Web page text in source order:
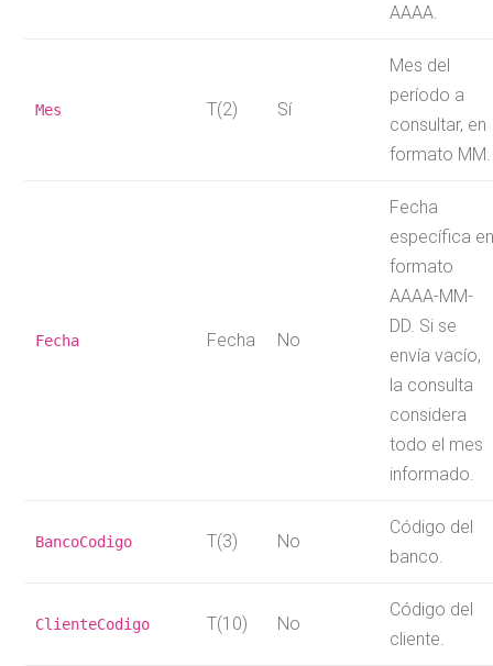
AAAA.
Mes T(2) Sí
Mes del
período a
consultar, en
formato MM.
Fecha Fecha No
Fecha
específica en
formato
AAAA-MM-
DD. Si se
envía vacío,
la consulta
considera
todo el mes
informado.
BancoCodigo T(3) No
Código del
banco.
ClienteCodigo T(10) No
Código del
cliente.